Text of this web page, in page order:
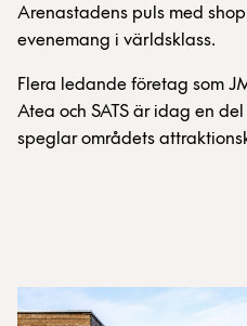
Arenastadens puls med
evenemang i världsklass.
Flera ledande företag som
Atea och SATS är idag en
speglar områdets